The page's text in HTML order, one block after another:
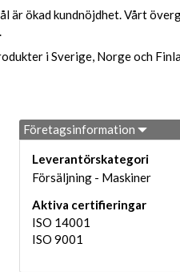
är ökad kundnöjdhet. Vårt
i Sverige, Norge och
Företagsinformation
Leverantörskategori
Försäljning - Maskiner
Aktiva certifieringar
ISO 14001
ISO 9001